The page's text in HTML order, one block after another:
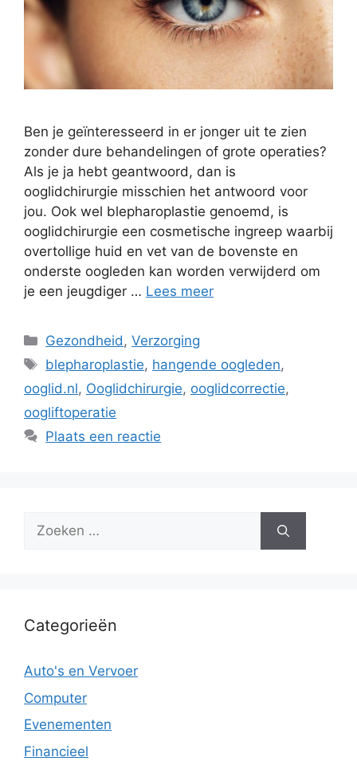
Ben je geïnteresseerd in er jonger uit te zien
zonder dure behandelingen of grote operaties?
Als je ja hebt geantwoord, dan is
ooglidchirurgie misschien het antwoord voor
jou. Ook wel blepharoplastie genoemd, is
ooglidchirurgie een cosmetische ingreep waarbij
overtollige huid en vet van de bovenste en
onderste oogleden kan worden verwijderd om
je een jeugdiger … Lees meer
Categorieën
Gezondheid,Verzorging
Tags
blepharoplastie, hangende oogleden,
ooglid.nl, Ooglidchirurgie, ooglidcorrectie,
oogliftoperatie
Plaats een reactie
Zoek
Categorieën
Auto's en Vervoer
Computer
Evenementen
Financieel